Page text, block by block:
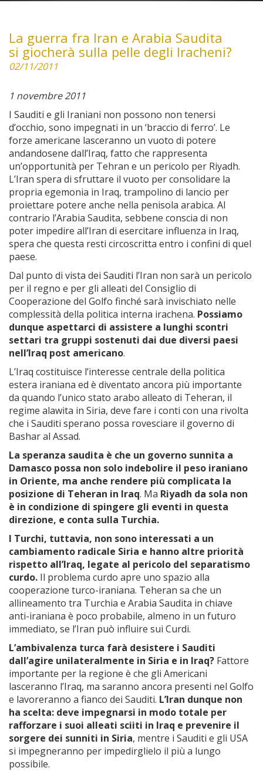
La guerra fra Iran e Arabia Saudita
si giocherà sulla pelle degli Iracheni?
02/11/2011
1 novembre 2011
I Sauditi e gli Iraniani non possono non tenersi
d’occhio, sono impegnati in un ‘braccio di ferro’. Le
forze americane lasceranno un vuoto di potere
andandosene dall’Iraq, fatto che rappresenta
un’opportunità per Tehran e un pericolo per Riyadh.
L’Iran spera di sfruttare il vuoto per consolidare la
propria egemonia in Iraq, trampolino di lancio per
proiettare potere anche nella penisola arabica. Al
contrario l’Arabia Saudita, sebbene conscia di non
poter impedire all’Iran di esercitare influenza in Iraq,
spera che questa resti circoscritta entro i confini di quel
paese.
Dal punto di vista dei Sauditi l’Iran non sarà un pericolo
per il regno e per gli alleati del Consiglio di
Cooperazione del Golfo finché sarà invischiato nelle
complessità della politica interna irachena. Possiamo
dunque aspettarci di assistere a lunghi scontri
settari tra gruppi sostenuti dai due diversi paesi
nell’Iraq post americano.
L’Iraq costituisce l’interesse centrale della politica
estera iraniana ed è diventato ancora più importante
da quando l’unico stato arabo alleato di Teheran, il
regime alawita in Siria, deve fare i conti con una rivolta
che i Sauditi sperano possa rovesciare il governo di
Bashar al Assad.
La speranza saudita è che un governo sunnita a
Damasco possa non solo indebolire il peso iraniano
in Oriente, ma anche rendere più complicata la
posizione di Teheran in Iraq. Ma Riyadh da sola non
è in condizione di spingere gli eventi in questa
direzione, e conta sulla Turchia.
I Turchi, tuttavia, non sono interessati a un
cambiamento radicale Siria e hanno altre priorità
rispetto all’Iraq, legate al pericolo del separatismo
curdo. Il problema curdo apre uno spazio alla
cooperazione turco-iraniana. Teheran sa che un
allineamento tra Turchia e Arabia Saudita in chiave
anti-iraniana è poco probabile, almeno in un futuro
immediato, se l’Iran può influire sui Curdi.
L’ambivalenza turca farà desistere i Sauditi
dall’agire unilateralmente in Siria e in Iraq? Fattore
importante per la regione è che gli Americani
lasceranno l’Iraq, ma saranno ancora presenti nel Golfo
e lavoreranno a fianco dei Sauditi. L’Iran dunque non
ha scelta: deve impegnarsi in modo totale per
rafforzare i suoi alleati sciiti in Iraq e prevenire il
sorgere dei sunniti in Siria, mentre i Sauditi e gli USA
si impegneranno per impedirglielo il più a lungo
possibile.